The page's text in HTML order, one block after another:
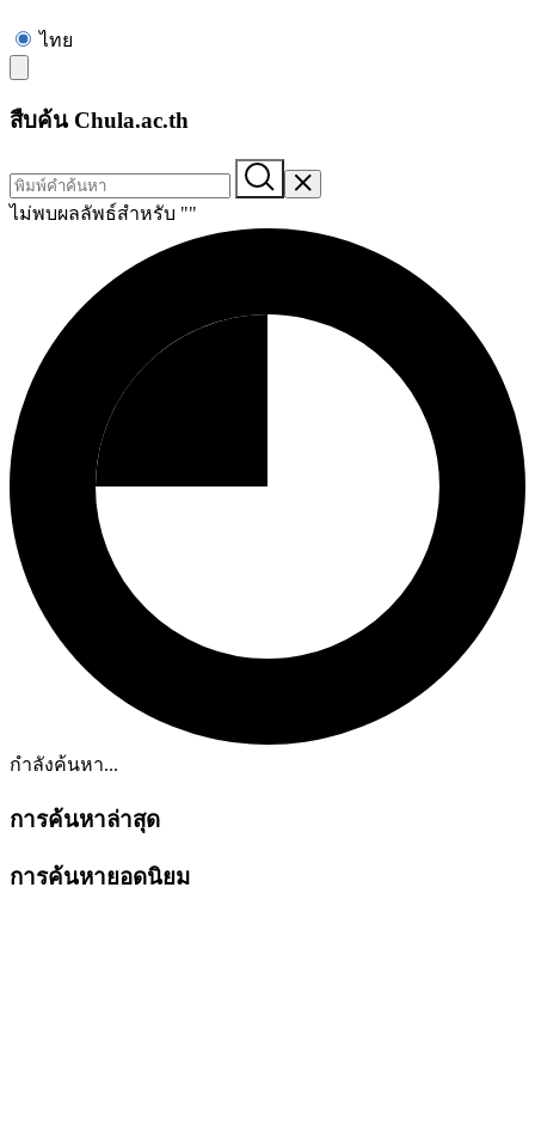
ไทย
สืบค้น Chula.ac.th
ไม่พบผลลัพธ์สำหรับ ""
กำลังค้นหา...
การค้นหาล่าสุด
การค้นหายอดนิยม